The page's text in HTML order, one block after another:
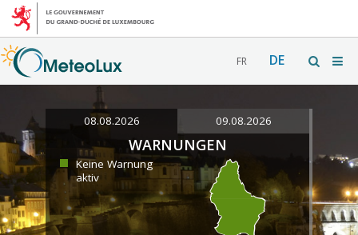
FR DE
08.08.2026 09.08.2026
WARNUNGEN
Keine Warnung
aktiv